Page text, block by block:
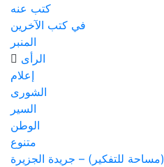
كتب عنه
في كتب الآخرين
المنبر
الرأى
إعلام
الشورى
السير
الوطن
متنوع
(مساحة للتفكير) – جريدة الجزيرة